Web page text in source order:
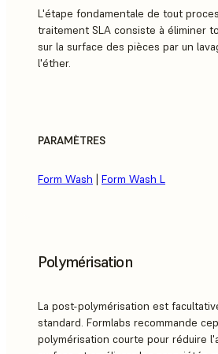
L'étape fondamentale de tout
traitement SLA consiste à éliminer
sur la surface des pièces par un
l'éther.
PARAMÈTRES
Form Wash Form Wash L
Polymérisation
La post-polymérisation est
standard. Formlabs recommande
polymérisation courte pour réduire